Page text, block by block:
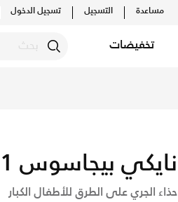
مساعدة التسجيل تسجيل الدخول
تخفيضات
نايكي بيجاسوس 41
حذاء الجري على الطرق للأطفال الكبار